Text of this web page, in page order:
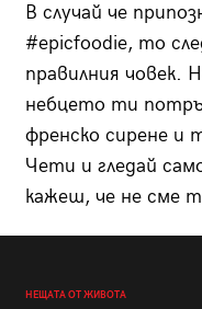
В случай че
#epicfoodie, то
правилния човек.
небцето ти
френско сирене и
Чети и гледай
кажеш, че не сме
НЕЩАТА ОТ ЖИВОТА